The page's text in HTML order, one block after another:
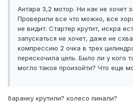
Антара 3,2 мотор. Ни как не хочет
Проверили все что можно, все
не видит. Стартер крутит, искра
запускаться не хочет, даже не
компрессию 2 очка в трех
перескочила цепь. Было ли у кого
могло такое произойти? Что еще
баранку крутили? колесо пинали?